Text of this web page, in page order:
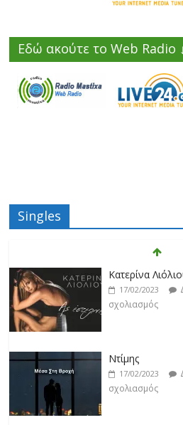
Εδώ ακούτε το Web Radio
Singles
Κατερίνα
17/02/2023
σχολιασμός
Ντίμης
17/02/2023
σχολιασμός